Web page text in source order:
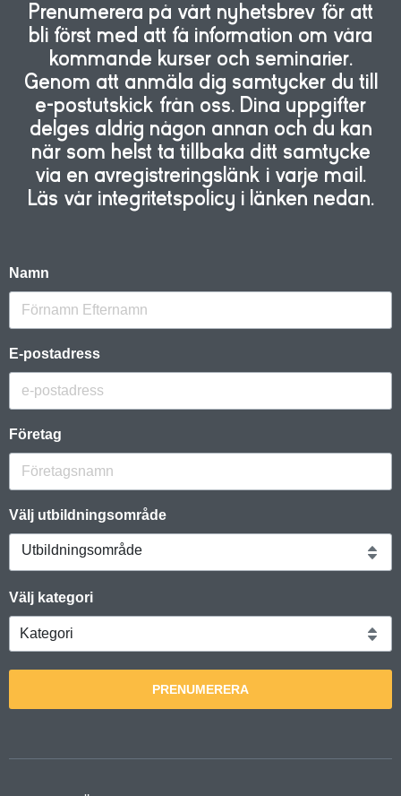
Prenumerera på vårt nyhetsbrev för att
bli först med att få information om våra
kommande kurser och seminarier.
Genom att anmäla dig samtycker du till
e-postutskick från oss. Dina uppgifter
delges aldrig någon annan och du kan
när som helst ta tillbaka ditt samtycke
via en avregistreringslänk i varje mail.
Läs vår integritetspolicy i länken nedan.
Namn
E-postadress
Företag
Välj utbildningsområde
Utbildningsområde
Välj kategori
PRENUMERERA